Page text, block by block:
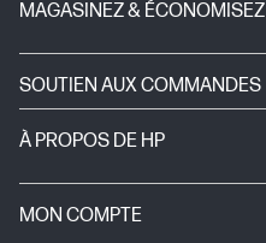
MAGASINEZ & ÉCONOMISEZ
SOUTIEN AUX COMMANDES
À PROPOS DE HP
MON COMPTE